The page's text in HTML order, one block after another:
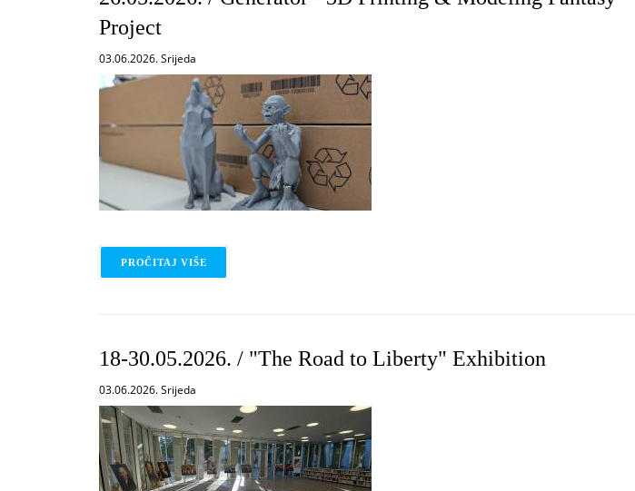
Project
03.06.2026. Srijeda
PROČITAJ VIŠE
18-30.05.2026. / "The Road to Liberty" Exhibition
03.06.2026. Srijeda